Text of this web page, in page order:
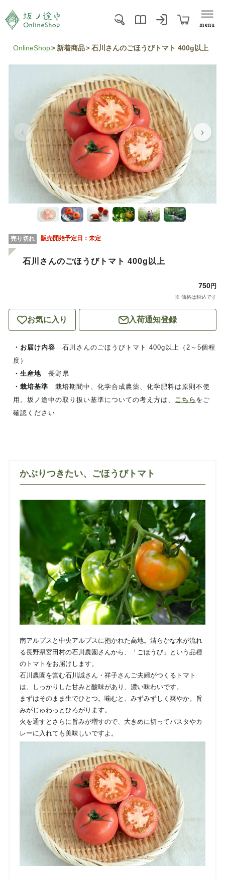
menu
OnlineShop 新着商品 石川さんのごほうびトマト 400g以上
売り切れ 販売開始予定日： 未定
石川さんのごほうびトマト 400g以上
750円
※ 価格は税込です
お気に入り 入荷通知登録
・お届け内容 石川さんのごほうびトマト 400g以上（2～5個程
度）
・生産地長野県
・栽培基準 栽培期間中、化学合成農薬、化学肥料は原則不使
用。坂ノ途中の取り扱い基準についての考え方は、 こちら をご
確認ください
かぶりつきたい、ごほうびトマト
南アルプスと中央アルプスに抱かれた高地。清らかな水が流れ
る長野県宮田村の石川農園さんから、「ごほうび」という品種
のトマトをお届けします。
石川農園を営む石川誠さん・祥子さんご夫婦がつくるトマト
は、しっかりした甘みと酸味があり、濃い味わいです。
まずはそのまま生でひとつ。噛むと、みずみずしく爽やか。旨
みがじゅわっとひろがります。
火を通すとさらに旨みが増すので、大きめに切ってパスタやカ
レーに入れても美味しいですよ。